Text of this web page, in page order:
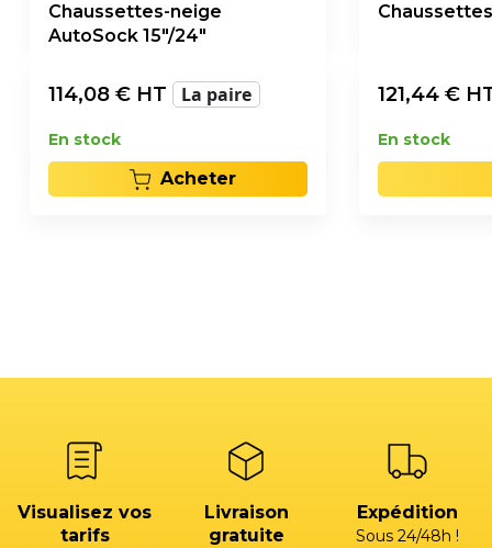
Chaussettes-neige
AutoSock 15"/24"
114,08 € HT La paire
En stock
Acheter
121,44 €
En stock
Visualisez vos
tarifs
Livraison
gratuite
Expédition
Sous 24/48h !